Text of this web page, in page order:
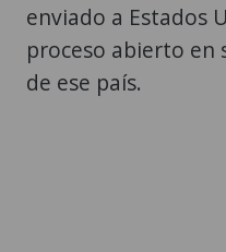
enviado a Estados
proceso abierto en
de ese país.